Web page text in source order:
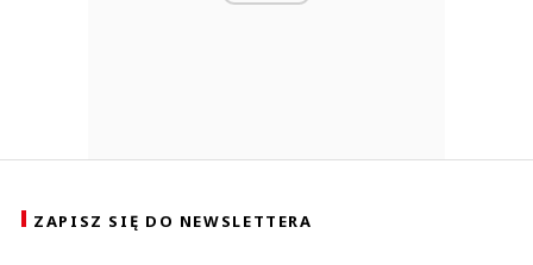
ZAPISZ SIĘ DO NEWSLETTERA